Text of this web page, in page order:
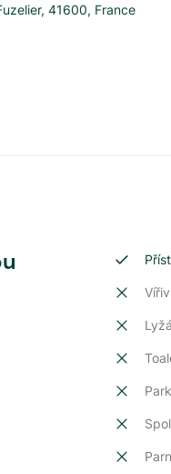
, 41600, France